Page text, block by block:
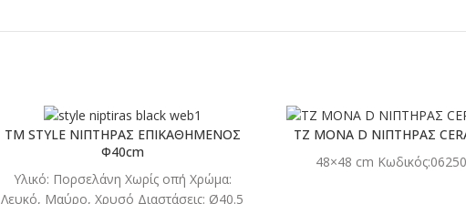
TM STYLE ΝΙΠΤΗΡΑΣ ΕΠΙΚΑΘΗΜΕΝΟΣ
Φ40cm
Υλικό: Πορσελάνη Χωρίς οπή Χρώμα:
Λευκό, Μαύρο, Χρυσό Διαστάσεις: Ø40.5
ΔΙΑΒΑΣΤΕ
ΠΕΡΙΣΣΟΤΕΡΑ
TZ MONA D ΝΙΠΤΗΡΑΣ
48×48 cm